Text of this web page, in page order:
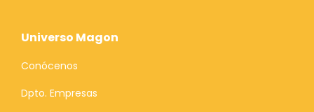
Universo Magon
Conócenos
Dpto. Empresas